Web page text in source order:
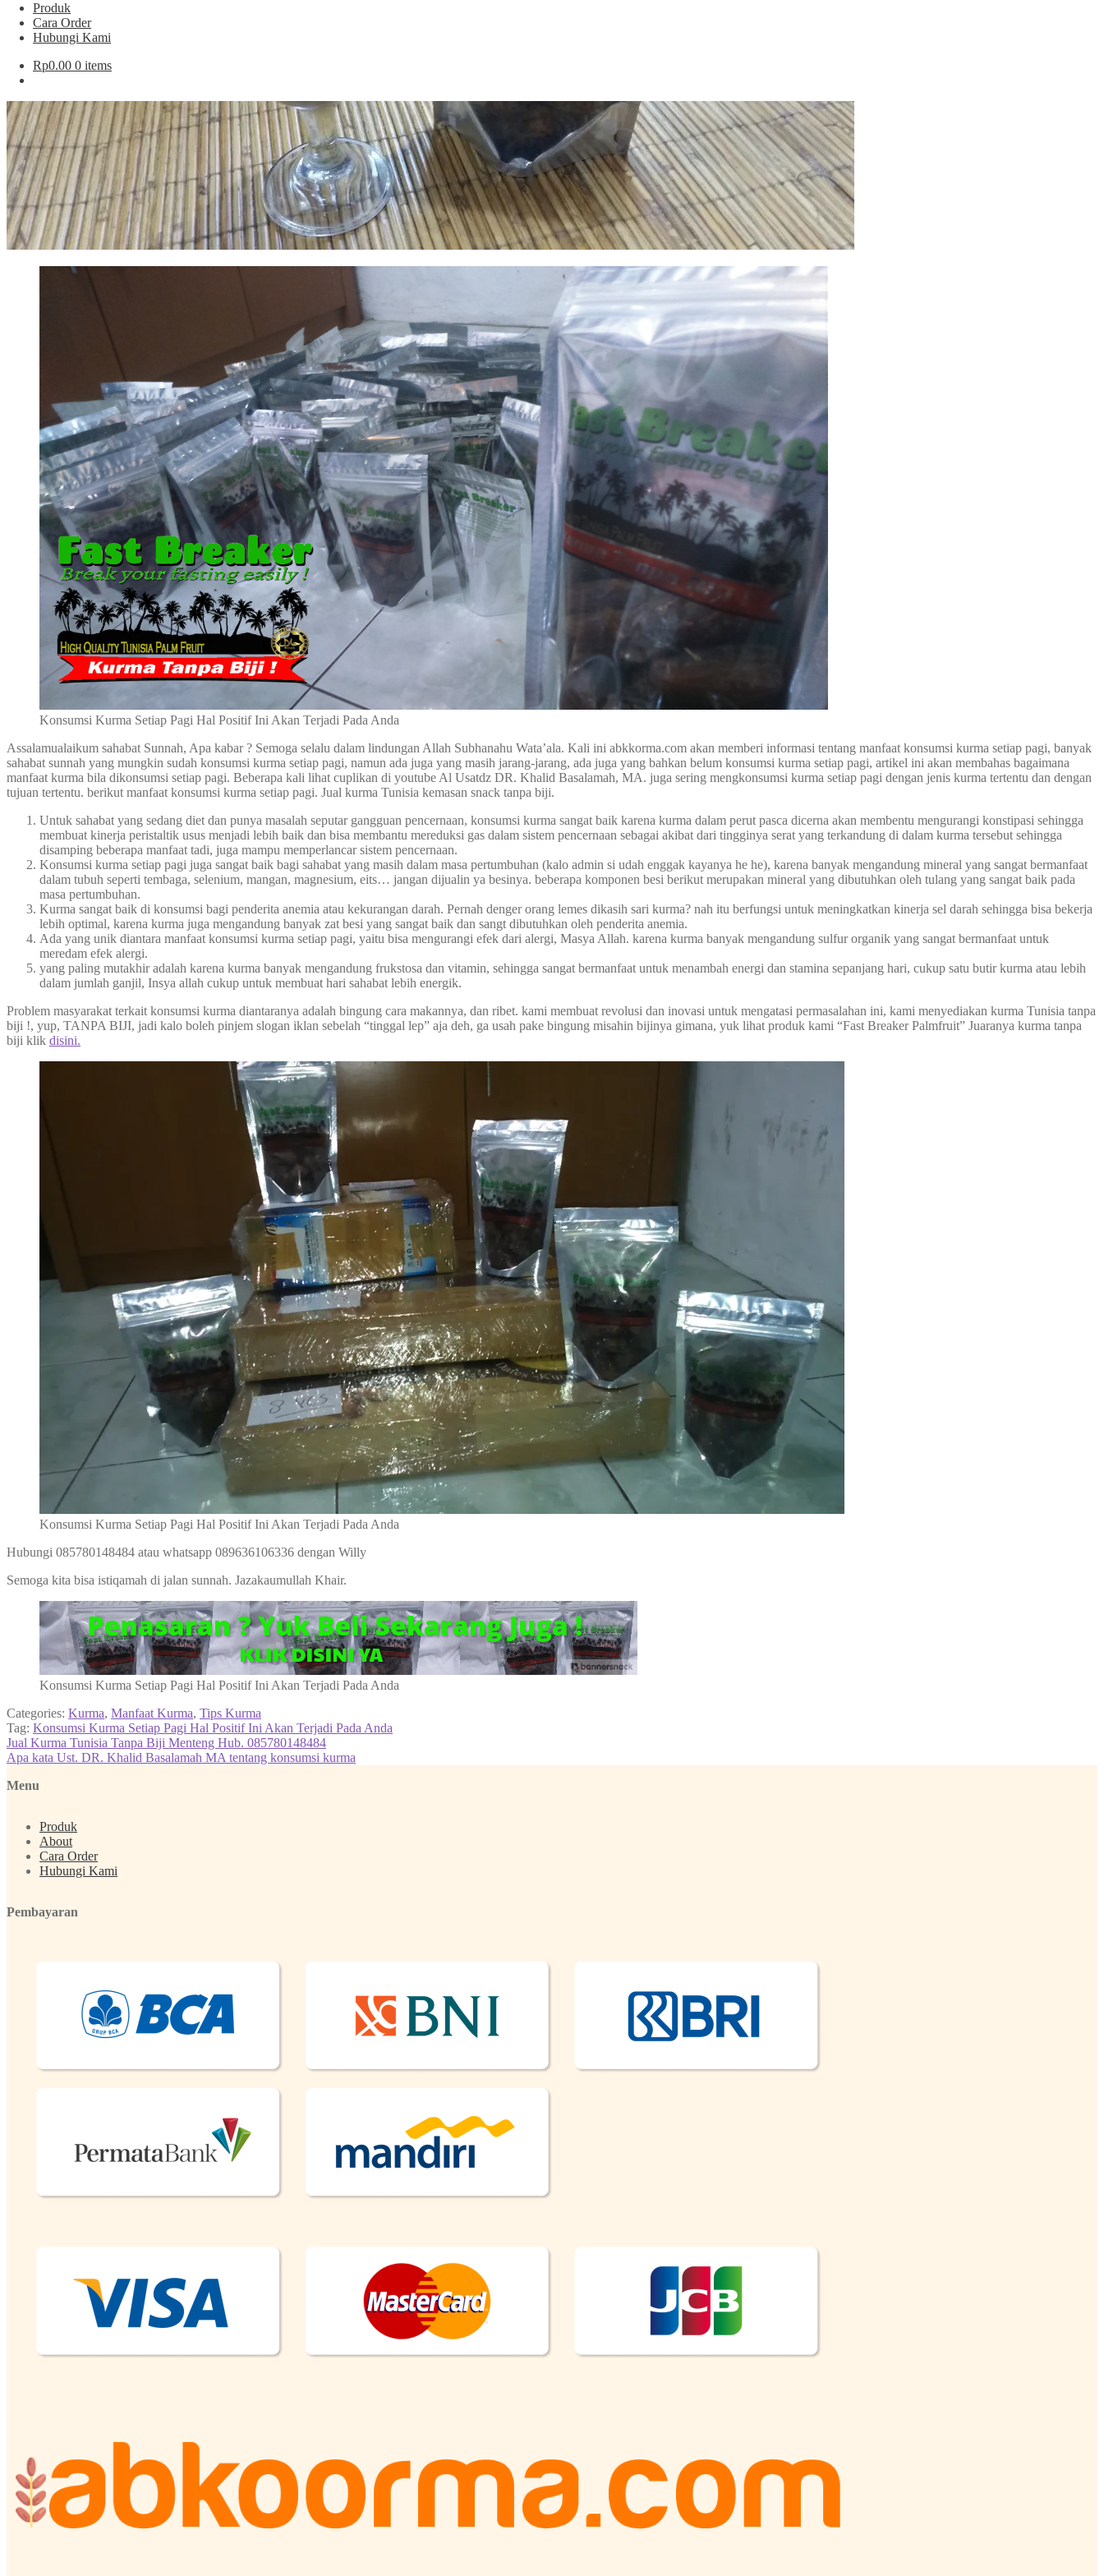
Produk
Cara Order
Hubungi Kami
Rp0.00 0 items
Konsumsi Kurma Setiap Pagi Hal Positif Ini Akan Terjadi Pada Anda
Assalamualaikum sahabat Sunnah, Apa kabar ? Semoga selalu dalam lindungan Allah Subhanahu Wata’ala. Kali ini abkkorma.com akan memberi informasi tentang manfaat konsumsi kurma setiap pagi, banyak
sahabat sunnah yang mungkin sudah konsumsi kurma setiap pagi, namun ada juga yang masih jarang-jarang, ada juga yang bahkan belum konsumsi kurma setiap pagi, artikel ini akan membahas bagaimana
manfaat kurma bila dikonsumsi setiap pagi. Beberapa kali lihat cuplikan di youtube Al Usatdz DR. Khalid Basalamah, MA. juga sering mengkonsumsi kurma setiap pagi dengan jenis kurma tertentu dan dengan
tujuan tertentu. berikut manfaat konsumsi kurma setiap pagi. Jual kurma Tunisia kemasan snack tanpa biji.
Untuk sahabat yang sedang diet dan punya masalah seputar gangguan pencernaan, konsumsi kurma sangat baik karena kurma dalam perut pasca dicerna akan membentu mengurangi konstipasi sehingga
membuat kinerja peristaltik usus menjadi lebih baik dan bisa membantu mereduksi gas dalam sistem pencernaan sebagai akibat dari tingginya serat yang terkandung di dalam kurma tersebut sehingga
disamping beberapa manfaat tadi, juga mampu memperlancar sistem pencernaan.
Konsumsi kurma setiap pagi juga sangat baik bagi sahabat yang masih dalam masa pertumbuhan (kalo admin si udah enggak kayanya he he), karena banyak mengandung mineral yang sangat bermanfaat
dalam tubuh seperti tembaga, selenium, mangan, magnesium, eits… jangan dijualin ya besinya. beberapa komponen besi berikut merupakan mineral yang dibutuhkan oleh tulang yang sangat baik pada
masa pertumbuhan.
Kurma sangat baik di konsumsi bagi penderita anemia atau kekurangan darah. Pernah denger orang lemes dikasih sari kurma? nah itu berfungsi untuk meningkatkan kinerja sel darah sehingga bisa bekerja
lebih optimal, karena kurma juga mengandung banyak zat besi yang sangat baik dan sangt dibutuhkan oleh penderita anemia.
Ada yang unik diantara manfaat konsumsi kurma setiap pagi, yaitu bisa mengurangi efek dari alergi, Masya Allah. karena kurma banyak mengandung sulfur organik yang sangat bermanfaat untuk
meredam efek alergi.
yang paling mutakhir adalah karena kurma banyak mengandung frukstosa dan vitamin, sehingga sangat bermanfaat untuk menambah energi dan stamina sepanjang hari, cukup satu butir kurma atau lebih
dalam jumlah ganjil, Insya allah cukup untuk membuat hari sahabat lebih energik.
Problem masyarakat terkait konsumsi kurma diantaranya adalah bingung cara makannya, dan ribet. kami membuat revolusi dan inovasi untuk mengatasi permasalahan ini, kami menyediakan kurma Tunisia tanpa
biji !, yup, TANPA BIJI, jadi kalo boleh pinjem slogan iklan sebelah “tinggal lep” aja deh, ga usah pake bingung misahin bijinya gimana, yuk lihat produk kami “Fast Breaker Palmfruit” Juaranya kurma tanpa
biji klik disini.
Konsumsi Kurma Setiap Pagi Hal Positif Ini Akan Terjadi Pada Anda
Hubungi 085780148484 atau whatsapp 089636106336 dengan Willy
Semoga kita bisa istiqamah di jalan sunnah. Jazakaumullah Khair.
Konsumsi Kurma Setiap Pagi Hal Positif Ini Akan Terjadi Pada Anda
Categories: Kurma, Manfaat Kurma, Tips Kurma
Tag: Konsumsi Kurma Setiap Pagi Hal Positif Ini Akan Terjadi Pada Anda
Post
navigation
Previous
post:
Jual Kurma Tunisia Tanpa Biji Menteng Hub. 085780148484
Next
Apa kata Ust. DR. Khalid Basalamah MA tentang konsumsi kurma
Menu
Produk
About
Cara Order
Hubungi Kami
Pembayaran